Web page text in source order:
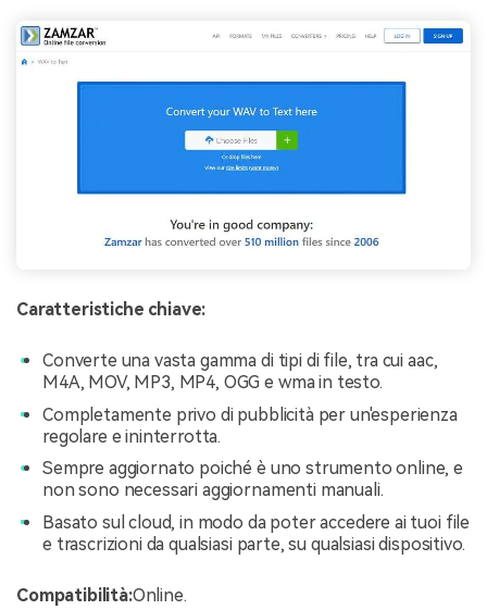
Caratteristiche chiave:
Converte una vasta gamma di tipi di file, tra cui aac,
M4A, MOV, MP3, MP4, OGG e wma in testo.
Completamente privo di pubblicità per un'esperienza
regolare e ininterrotta.
Sempre aggiornato poiché è uno strumento online, e
non sono necessari aggiornamenti manuali.
Basato sul cloud, in modo da poter accedere ai tuoi file
e trascrizioni da qualsiasi parte, su qualsiasi dispositivo.
Compatibilità:Online.